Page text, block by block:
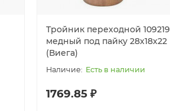
Тройник переходной 109219
медный под пайку 28х18х22
(Виега)
Есть в наличии
1769.85 ₽